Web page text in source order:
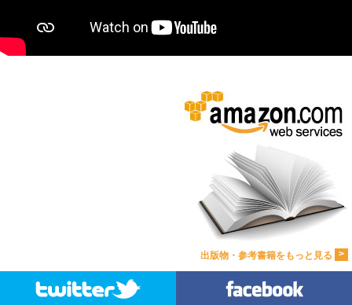
出版物・参考書籍をもっと見る >